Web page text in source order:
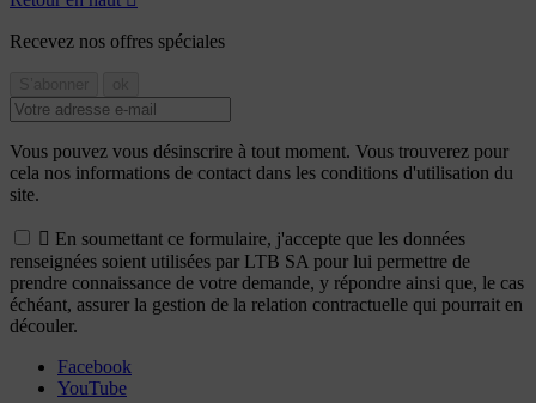
Recevez nos offres spéciales
Vous pouvez vous désinscrire à tout moment. Vous trouverez pour
cela nos informations de contact dans les conditions d'utilisation du
site.
 En soumettant ce formulaire, j'accepte que les données
renseignées soient utilisées par LTB SA pour lui permettre de
prendre connaissance de votre demande, y répondre ainsi que, le cas
échéant, assurer la gestion de la relation contractuelle qui pourrait en
découler.
Facebook
YouTube